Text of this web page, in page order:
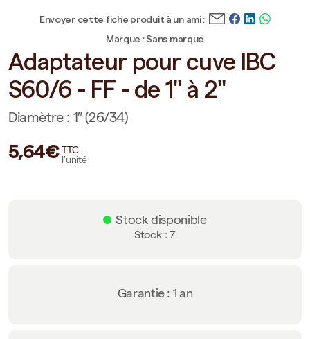
Marque : Sans marque
Envoyer cette fiche produit à un ami :
Adaptateur pour cuve IBC
S60/6 - FF - de 1" à 2"
Diamètre : 1″ (26/34)
5,64€ TTC
l'unité
Stock disponible
Stock : 7
Garantie : 1 an